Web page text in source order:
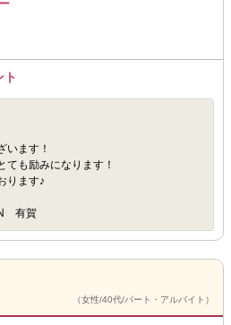
います！
ても励みになります！
ります♪
有賀
（女性/40代/パート・アルバイト）